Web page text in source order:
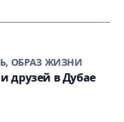
ОБРАЗ ЖИЗНИ
друзей в Дубае